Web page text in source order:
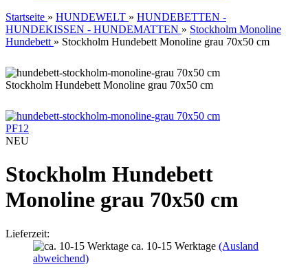
Startseite » HUNDEWELT » HUNDEBETTEN -
HUNDEKISSEN - HUNDEMATTEN » Stockholm Monoline
Hundebett » Stockholm Hundebett Monoline grau 70x50 cm
Stockholm Hundebett Monoline grau 70x50 cm
PF12
NEU
Stockholm Hundebett
Monoline grau 70x50 cm
Lieferzeit:
ca. 10-15 Werktage (Ausland
abweichend)